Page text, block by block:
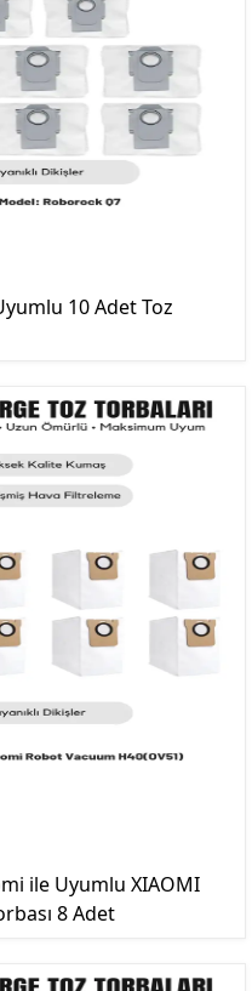
10 Adet Toz
ile Uyumlu XIAOMI
8 Adet